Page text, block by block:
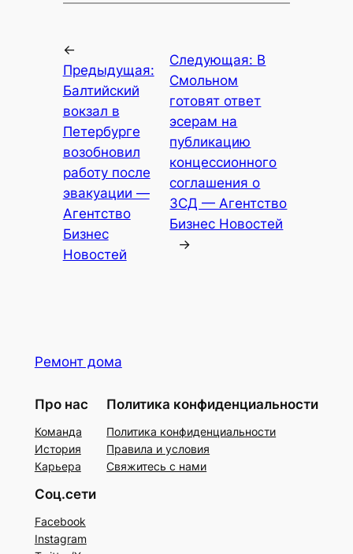
←
Предыдущая:
Балтийский
вокзал в
Петербурге
возобновил
работу после
эвакуации —
Агентство
Бизнес
Новостей
Следующая: В
Смольном
готовят ответ
эсерам на
публикацию
концессионного
соглашения о
ЗСД — Агентство
Бизнес Новостей
→
Ремонт дома
Про нас
Команда
История
Карьера
Политика конфиденциальности
Политика конфиденциальности
Правила и условия
Свяжитесь с нами
Соц.сети
Facebook
Instagram